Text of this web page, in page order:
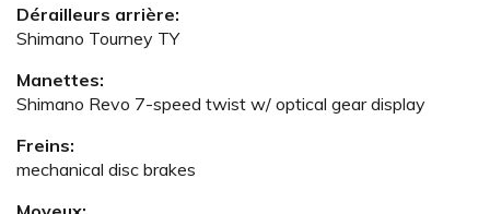
Dérailleurs arrière:
Shimano Tourney TY
Manettes:
Shimano Revo 7-speed twist w/ optical gear display
Freins:
mechanical disc brakes